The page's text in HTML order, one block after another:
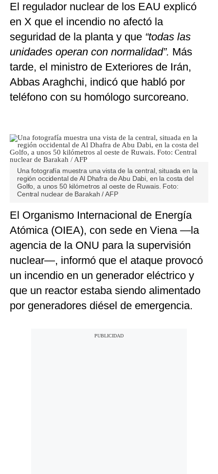
El regulador nuclear de los EAU explicó
en X que el incendio no afectó la
seguridad de la planta y que “todas las
unidades operan con normalidad”. Más
tarde, el ministro de Exteriores de Irán,
Abbas Araghchi, indicó que habló por
teléfono con su homólogo surcoreano.
Una fotografía muestra una vista de la central, situada en la
región occidental de Al Dhafra de Abu Dabi, en la costa del
Golfo, a unos 50 kilómetros al oeste de Ruwais. Foto:
Central nuclear de Barakah / AFP
El Organismo Internacional de Energía
Atómica (OIEA), con sede en Viena —la
agencia de la ONU para la supervisión
nuclear—, informó que el ataque provocó
un incendio en un generador eléctrico y
que un reactor estaba siendo alimentado
por generadores diésel de emergencia.